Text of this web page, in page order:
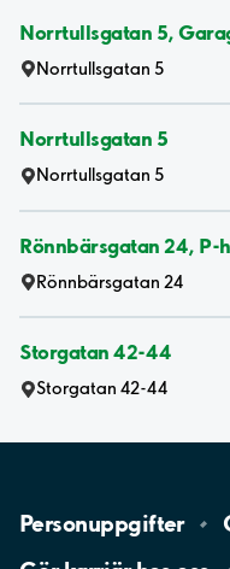
Norrtullsgatan 5,
Norrtullsgatan 5
Norrtullsgatan 5
Norrtullsgatan 5
Rönnbärsgatan 24, P-
Rönnbärsgatan 24
Storgatan 42-44
Storgatan 42-44
Personuppgifter